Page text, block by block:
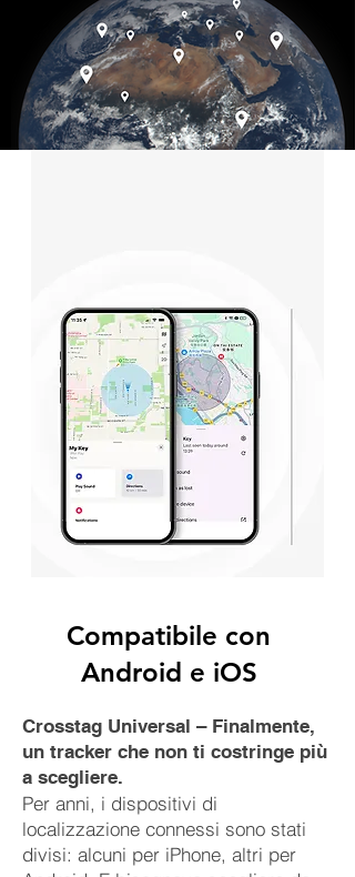
COMPRENDE:
Crittografia end-to-end per tutti i dati di
geolocalizzazione.
NESSUNA CONDIVISIONE DI
GEOLOCALIZZAZIONE SENZA
ESPLICITO CONSENSO
NESSUNA RACCOLTA COMMERCIALE
DEI DATI DEI TUOI VIAGGI
AVVISI AUTOMATICI IN CASO DI
TENTATIVO DI TRACCIAMENTO NON
AUTORIZZATO
Compatibile con
Android e iOS
Crosstag Universal – Finalmente,
un tracker che non ti costringe più
a scegliere.
Per anni, i dispositivi di
localizzazione connessi sono stati
divisi: alcuni per iPhone, altri per